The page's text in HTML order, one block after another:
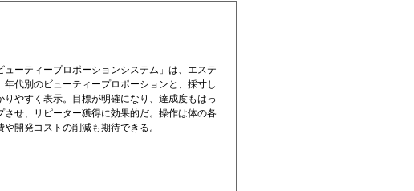
ーティープロポーションシステム」は、エステ
代別のビューティープロポーションと、採寸し
やすく表示。目標が明確になり、達成度もはっ
せ、リピーター獲得に効果的だ。操作は体の各
開発コストの削減も期待できる。